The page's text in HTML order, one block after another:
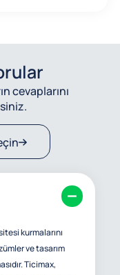
cevaplarını
kurmalarını
ve tasarım
Ticimax,